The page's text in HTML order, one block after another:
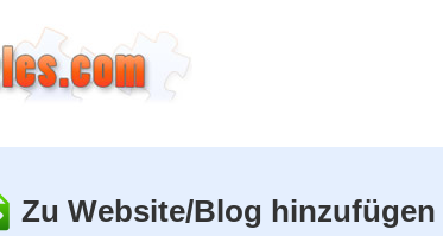
Zu Website/Blog hinzufügen